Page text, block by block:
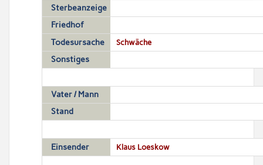
Sterbeanzeige
Friedhof
Todesursache
Schwäche
Sonstiges
Vater / Mann
Stand
Einsender Klaus Loeskow